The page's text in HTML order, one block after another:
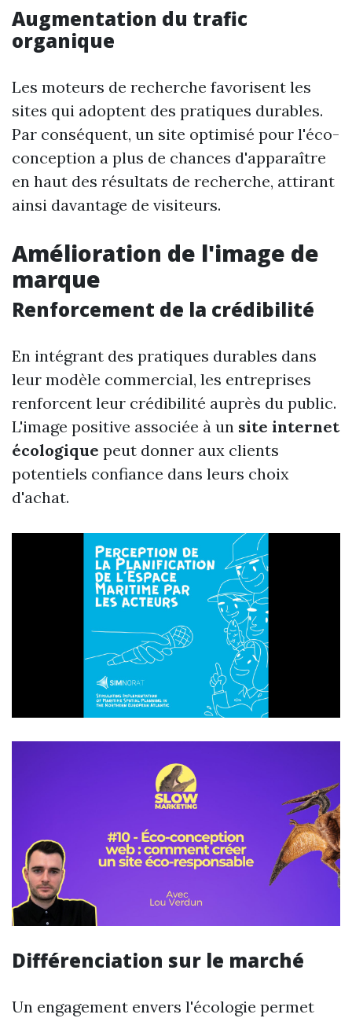
Augmentation du trafic
organique
Les moteurs de recherche favorisent les
sites qui adoptent des pratiques durables.
Par conséquent, un site optimisé pour l'éco-
conception a plus de chances d'apparaître
en haut des résultats de recherche, attirant
ainsi davantage de visiteurs.
Amélioration de l'image de
marque
Renforcement de la crédibilité
En intégrant des pratiques durables dans
leur modèle commercial, les entreprises
renforcent leur crédibilité auprès du public.
L'image positive associée à un site internet
écologique peut donner aux clients
potentiels confiance dans leurs choix
d'achat.
Différenciation sur le marché
Un engagement envers l'écologie permet